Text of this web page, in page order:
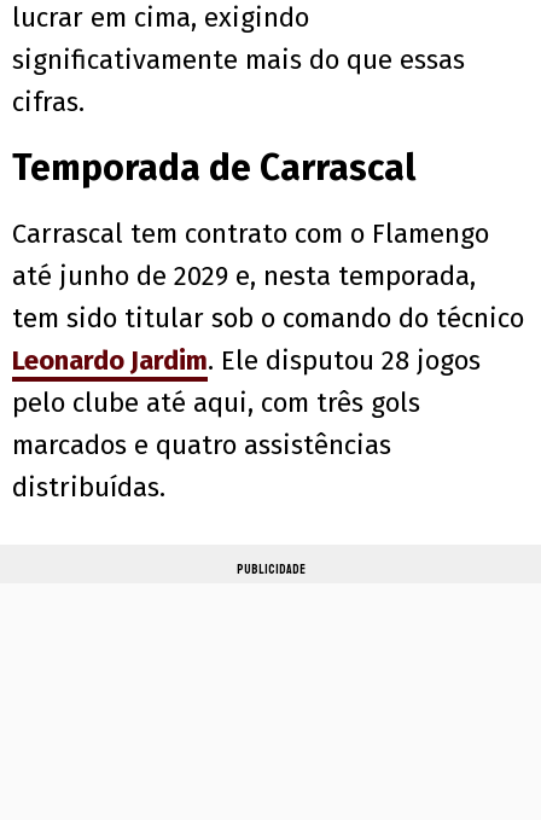
lucrar em cima, exigindo
significativamente mais do que essas
cifras.
Temporada de Carrascal
Carrascal tem contrato com o Flamengo
até junho de 2029 e, nesta temporada,
tem sido titular sob o comando do técnico
Leonardo Jardim. Ele disputou 28 jogos
pelo clube até aqui, com três gols
marcados e quatro assistências
distribuídas.
PUBLICIDADE